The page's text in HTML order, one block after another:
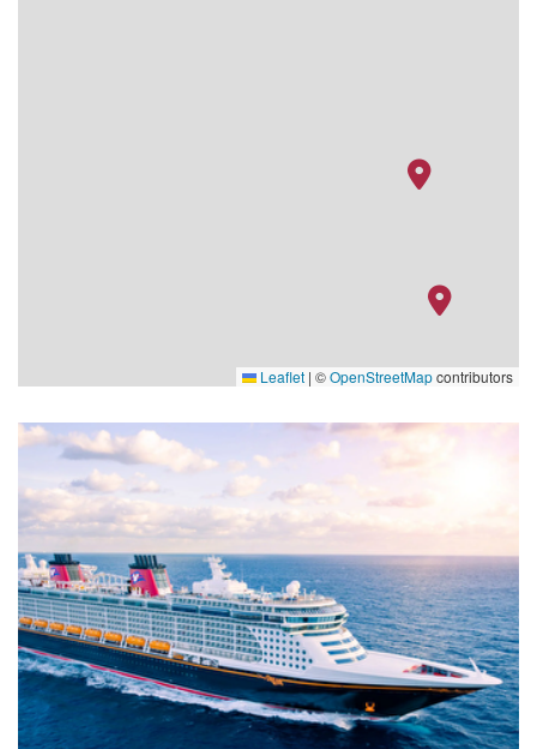
Leaflet | ©OpenStreetMapcontributors
Theatre